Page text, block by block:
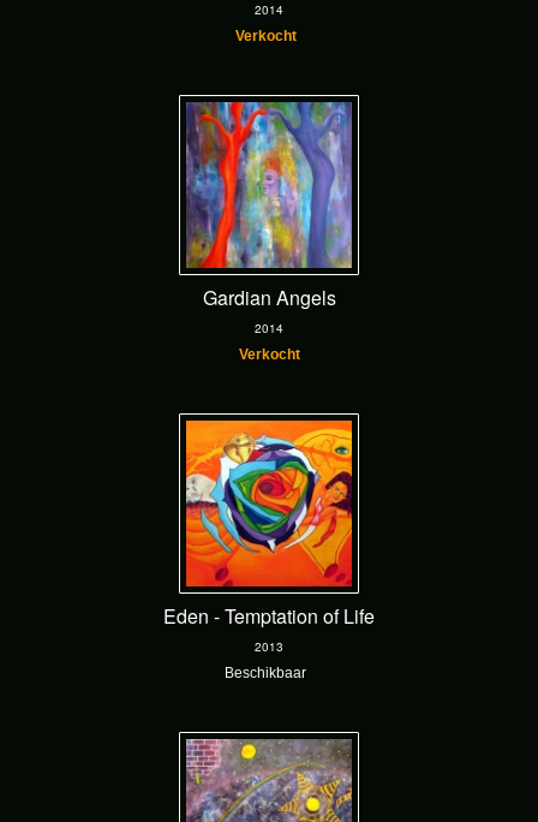
2014
Verkocht
Gardian Angels
2014
Verkocht
Eden - Temptation of Life
2013
Beschikbaar